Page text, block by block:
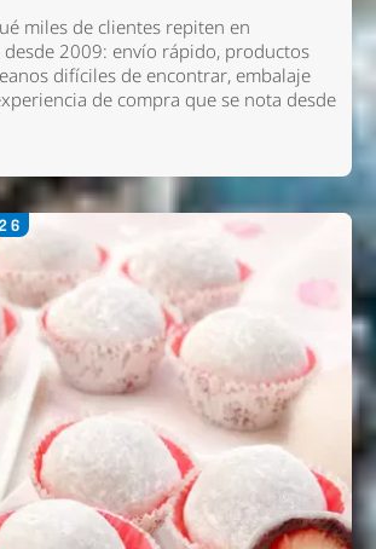
miles de clientes repiten en
desde 2009: envío rápido, productos
difíciles de encontrar, embalaje
de compra que se nota desde